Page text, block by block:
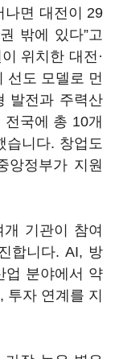
나면 대전이 29
밖에 있다”고
위치한 대전·
선도 모델로 먼
발전과 주력산
국에 총 10개
습니다. 창업도
앙정부가 지원
기관이 참여
합니다. AI, 방
업 분야에서 약
자 연계를 지